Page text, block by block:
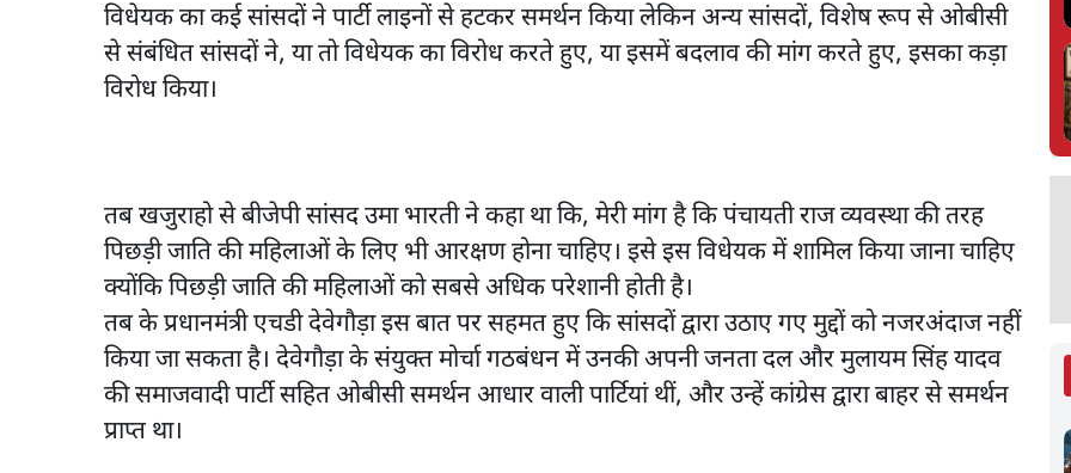
विधेयक का कई सांसदों ने पार्टी लाइनों से हटकर समर्थन किया लेकिन अन्य सांसदों, विशेष रूप से ओबीसी
से संबंधित सांसदों ने, या तो विधेयक का विरोध करते हुए, या इसमें बदलाव की मांग करते हुए, इसका कड़ा
विरोध किया।
तब खजुराहो से बीजेपी सांसद उमा भारती ने कहा था कि, मेरी मांग है कि पंचायती राज व्यवस्था की तरह
पिछड़ी जाति की महिलाओं के लिए भी आरक्षण होना चाहिए। इसे इस विधेयक में शामिल किया जाना चाहिए
क्योंकि पिछड़ी जाति की महिलाओं को सबसे अधिक परेशानी होती है।
तब के प्रधानमंत्री एचडी देवेगौड़ा इस बात पर सहमत हुए कि सांसदों द्वारा उठाए गए मुद्दों को नजरअंदाज नहीं
किया जा सकता है। देवेगौड़ा के संयुक्त मोर्चा गठबंधन में उनकी अपनी जनता दल और मुलायम सिंह यादव
की समाजवादी पार्टी सहित ओबीसी समर्थन आधार वाली पार्टियां थीं, और उन्हें कांग्रेस द्वारा बाहर से समर्थन
प्राप्त था।